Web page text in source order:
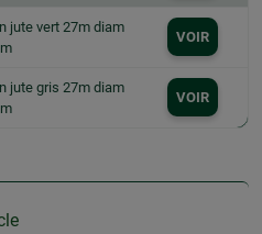
jute vert 27m diam
VOIR
jute gris 27m diam
VOIR